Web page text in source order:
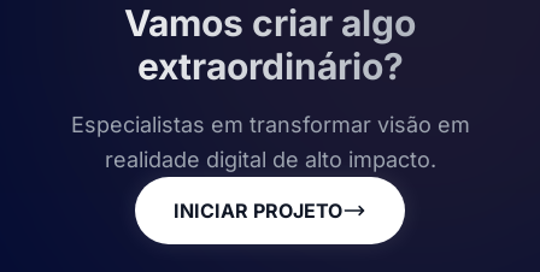
Vamos criar algo
extraordinário?
Especialistas em transformar visão em
realidade digital de alto impacto.
INICIAR PROJETO